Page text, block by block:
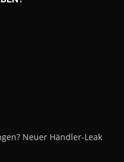
Neuer Händler-Leak